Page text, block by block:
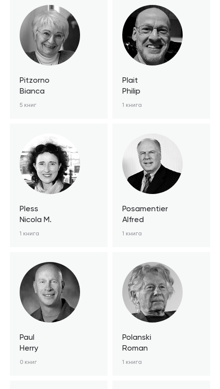
Pitzorno
Bianca
5 книг
Plait
Philip
1 книга
Pless
Nicola M.
1 книга
Posamentier
Alfred
1 книга
Paul
Herry
0 книг
Polanski
Roman
1 книга